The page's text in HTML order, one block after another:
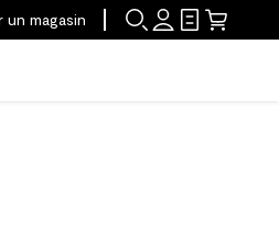
un magasin